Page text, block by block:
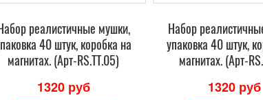
реалистичные мушки,
40 штук, коробка на
магнитах. (Арт-RS.TT.05)
1320 руб
Набор
упаковка 40 штук,
магнитах. (Арт-
1320 руб